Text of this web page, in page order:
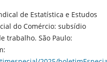
de Estatística e Estudos
do Comércio: subsídio
trabalho. São Paulo: